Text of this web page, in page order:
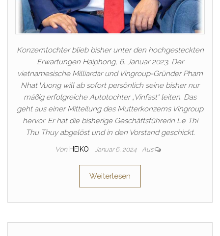
Konzerntochter blieb bisher unter den hochgesteckten
Erwartungen Haiphong, 6. Januar 2023. Der
vietnamesische Milliardär und Vingroup-Gründer Pham
Nhat Vuong will ab sofort persönlich seine bisher nur
mäßig erfolgreiche Autotochter „Vinfast“ leiten. Das
geht aus einer Mitteilung des Mutterkonzerns Vingroup
hervor. Er hat die bisherige Geschäftsführerin Le Thi
Thu Thuy abgelöst und in den Vorstand geschickt.
Von HEIKO Januar 6, 2024 Aus
Weiterlesen